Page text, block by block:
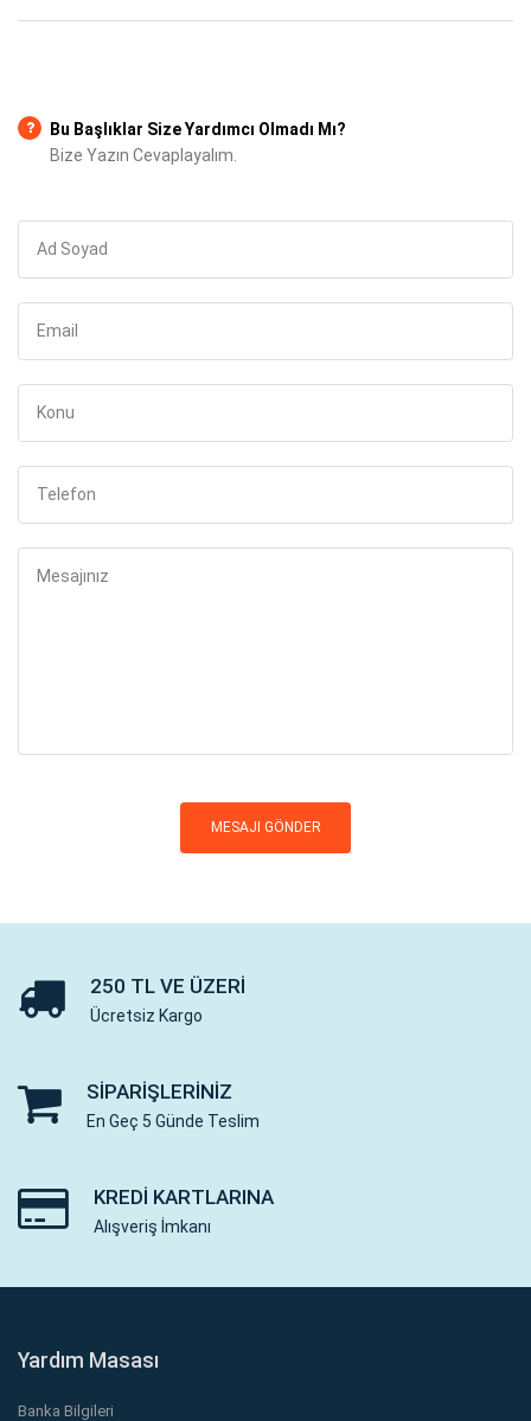
Bu Başlıklar Size Yardımcı Olmadı Mı?
Bize Yazın Cevaplayalım.
250 TL VE ÜZERI
Ücretsiz Kargo
SIPARIŞLERINIZ
En Geç 5 Günde Teslim
KREDI KARTLARINA
Alışveriş İmkanı
Yardım Masası
Banka Bilgileri